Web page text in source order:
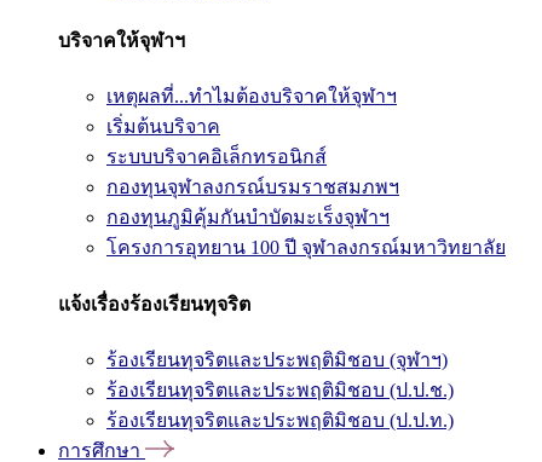
บริจาคให้จุฬาฯ
เหตุผลที่...ทำไมต้องบริจาคให้จุฬาฯ
เริ่มต้นบริจาค
ระบบบริจาคอิเล็กทรอนิกส์
กองทุนจุฬาลงกรณ์บรมราชสมภพฯ
กองทุนภูมิคุ้มกันบำบัดมะเร็งจุฬาฯ
โครงการอุทยาน 100 ปี จุฬาลงกรณ์มหาวิทยาลัย
แจ้งเรื่องร้องเรียนทุจริต
ร้องเรียนทุจริตและประพฤติมิชอบ (จุฬาฯ)
ร้องเรียนทุจริตและประพฤติมิชอบ (ป.ป.ช.)
ร้องเรียนทุจริตและประพฤติมิชอบ (ป.ป.ท.)
การศึกษา